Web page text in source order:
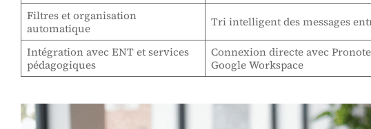
Filtres et organisation
automatique
Tri intelligent des messages
Intégration avec ENT et services
pédagogiques
Connexion directe avec
Google Workspace